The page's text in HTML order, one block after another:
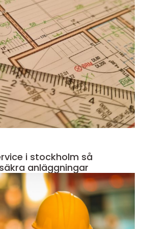
i stockholm så
anläggningar